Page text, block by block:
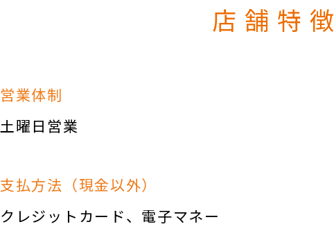
店舗特徴
営業体制
土曜日営業
支払方法（現金以外）
クレジットカード
電子マネー